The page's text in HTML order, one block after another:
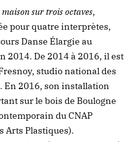
maison sur trois octaves,
pour quatre interprètes,
Danse Élargie au
2014. De 2014 à 2016, il est
studio national des
En 2016, son installation
sur le bois de Boulogne
du CNAP
Arts Plastiques).